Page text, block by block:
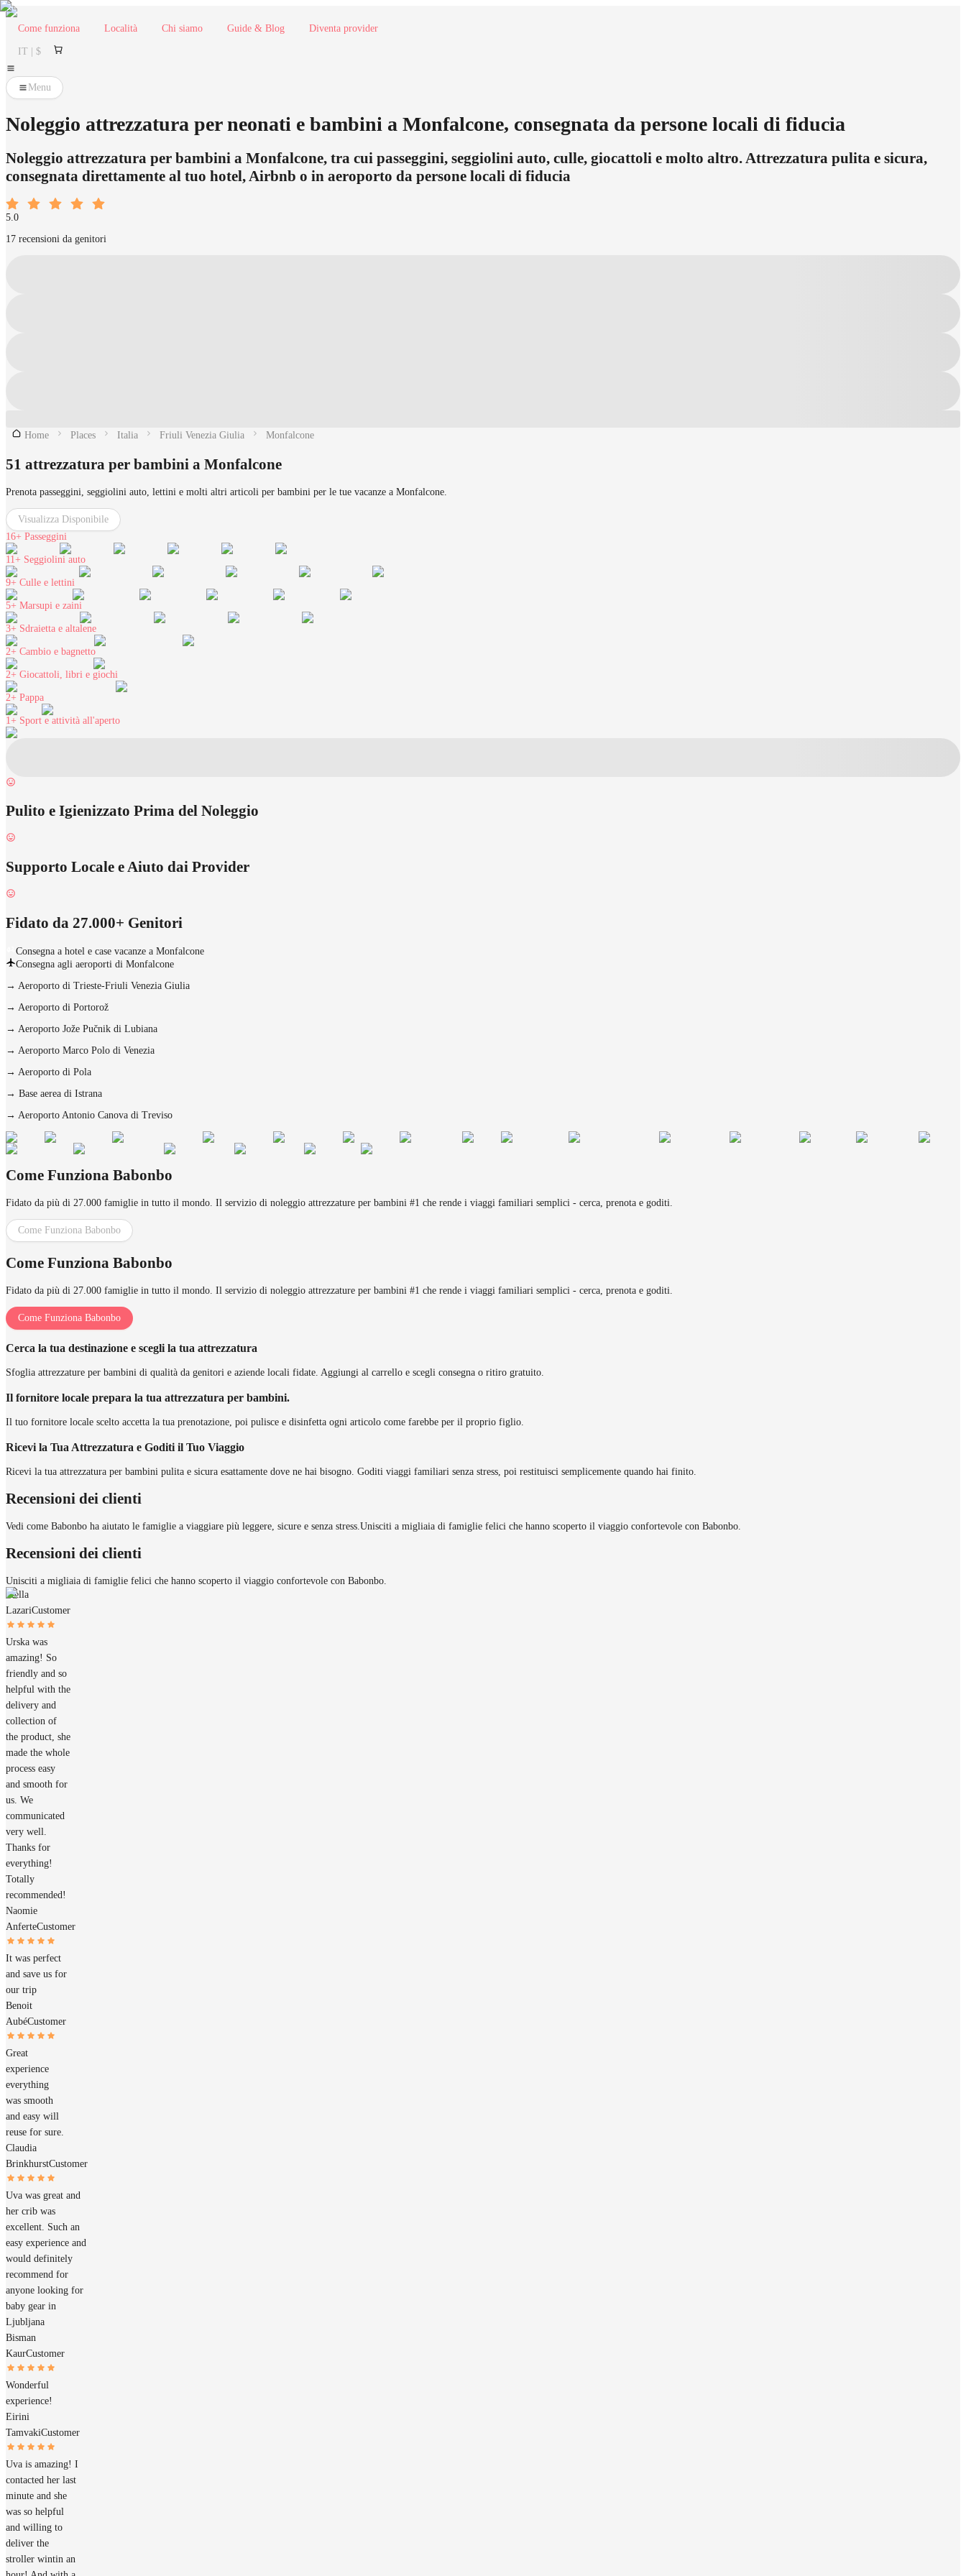
Come funziona Località Chi siamo Guide & Blog Diventa provider
IT | $
Menu
Noleggio attrezzatura per neonati e bambini a Monfalcone, consegnata da persone locali di fiducia
Noleggio attrezzatura per bambini a Monfalcone, tra cui passeggini, seggiolini auto, culle, giocattoli e molto altro. Attrezzatura pulita e sicura,
consegnata direttamente al tuo hotel, Airbnb o in aeroporto da persone locali di fiducia
5.0
17 recensioni da genitori
Home Places Italia Friuli Venezia Giulia Monfalcone
51 attrezzatura per bambini a Monfalcone
Prenota passeggini, seggiolini auto, lettini e molti altri articoli per bambini per le tue vacanze a Monfalcone.
Visualizza Disponibile
16+ Passeggini
11+ Seggiolini auto
9+ Culle e lettini
5+ Marsupi e zaini
3+ Sdraietta e altalene
2+ Cambio e bagnetto
2+ Giocattoli, libri e giochi
2+ Pappa
1+ Sport e attività all'aperto
Pulito e Igienizzato Prima del Noleggio
Supporto Locale e Aiuto dai Provider
Fidato da 27.000+ Genitori
Consegna a hotel e case vacanze a Monfalcone
Consegna agli aeroporti di Monfalcone
→ Aeroporto di Trieste-Friuli Venezia Giulia
→ Aeroporto di Portorož
→ Aeroporto Jože Pučnik di Lubiana
→ Aeroporto Marco Polo di Venezia
→ Aeroporto di Pola
→ Base aerea di Istrana
→ Aeroporto Antonio Canova di Treviso
Come Funziona Babonbo
Fidato da più di 27.000 famiglie in tutto il mondo. Il servizio di noleggio attrezzature per bambini #1 che rende i viaggi familiari semplici - cerca, prenota e goditi.
Come Funziona Babonbo
Come Funziona Babonbo
Fidato da più di 27.000 famiglie in tutto il mondo. Il servizio di noleggio attrezzature per bambini #1 che rende i viaggi familiari semplici - cerca, prenota e goditi.
Come Funziona Babonbo
Cerca la tua destinazione e scegli la tua attrezzatura
Sfoglia attrezzature per bambini di qualità da genitori e aziende locali fidate. Aggiungi al carrello e scegli consegna o ritiro gratuito.
Il fornitore locale prepara la tua attrezzatura per bambini.
Il tuo fornitore locale scelto accetta la tua prenotazione, poi pulisce e disinfetta ogni articolo come farebbe per il proprio figlio.
Ricevi la Tua Attrezzatura e Goditi il Tuo Viaggio
Ricevi la tua attrezzatura per bambini pulita e sicura esattamente dove ne hai bisogno. Goditi viaggi familiari senza stress, poi restituisci semplicemente quando hai finito.
Recensioni dei clienti
Vedi come Babonbo ha aiutato le famiglie a viaggiare più leggere, sicure e senza stress. Unisciti a migliaia di famiglie felici che hanno scoperto il viaggio confortevole con Babonbo.
Recensioni dei clienti
Unisciti a migliaia di famiglie felici che hanno scoperto il viaggio confortevole con Babonbo.
Stella
LazariCustomer
Urska was
amazing! So
friendly and so
helpful with the
delivery and
collection of
the product, she
made the whole
process easy
and smooth for
us. We
communicated
very well.
Thanks for
everything!
Totally
recommended!
Naomie
AnferteCustomer
It was perfect
and save us for
our trip
Benoit
AubéCustomer
Great
experience
everything
was smooth
and easy will
reuse for sure.
Claudia
BrinkhurstCustomer
Uva was great and
her crib was
excellent. Such an
easy experience and
would definitely
recommend for
anyone looking for
baby gear in
Ljubljana
Bisman
KaurCustomer
Wonderful
experience!
Eirini
TamvakiCustomer
Uva is amazing! I
contacted her last
minute and she
was so helpful
and willing to
deliver the
stroller wintin an